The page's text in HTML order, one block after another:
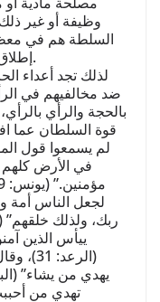
وظيفة أو غير
السلطة هم في
إطلاق حرية الرأي يهدد بقاءهم في السلطة.
لذلك تجد أعداء
ضد مخالفيهم في
بالحجة والرأي
قوة السلطان عما
لم يسمعوا قول
في الأرض كلهم
لجعل الناس أمة
ييأس الذين
تهدي من